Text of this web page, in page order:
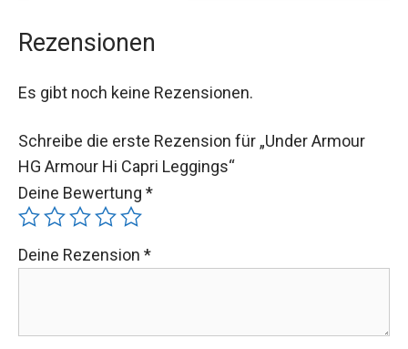
Rezensionen
Es gibt noch keine Rezensionen.
Schreibe die erste Rezension für „Under Armour
HG Armour Hi Capri Leggings“
Deine Bewertung *
Deine Rezension *